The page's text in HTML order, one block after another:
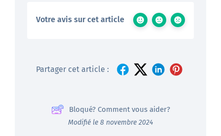
Votre avis sur cet article
Partager cet article :
Bloqué? Comment vous aider?
Modifié le 8 novembre 2024